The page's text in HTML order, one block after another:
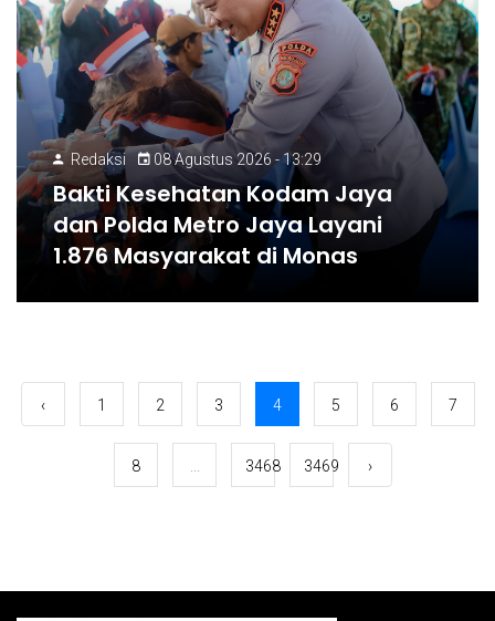
Redaksi 08 Agustus 2026 - 13:29
Bakti Kesehatan Kodam Jaya
dan Polda Metro Jaya Layani
1.876 Masyarakat di Monas
‹ 1 2 3 4 5 6 7
8 3468 3469 ›